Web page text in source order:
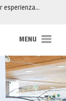
esperienza…